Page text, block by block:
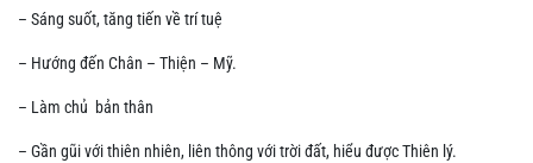
– Sáng suốt, tăng tiến về trí tuệ
– Hướng đến Chân – Thiện – Mỹ.
– Làm chủ bản thân
– Gần gũi với thiên nhiên, liên thông với trời đất, hiểu được Thiên lý.